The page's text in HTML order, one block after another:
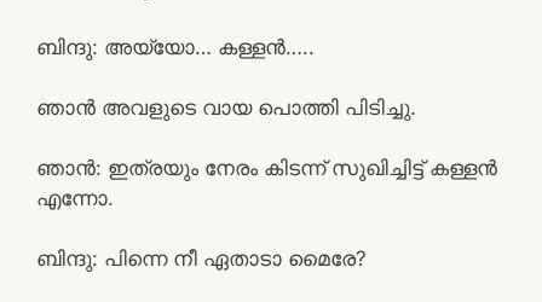
ബിന്ദു: അയ്യോ… കള്ളൻ…..
ഞാൻ അവളുടെ വായ പൊത്തി പിടിച്ചു.
ഞാൻ: ഇത്രയും നേരം കിടന്ന് സുഖിച്ചിട്ട് കള്ളൻ
എന്നോ.
ബിന്ദു: പിന്നെ നീ ഏതാടാ മൈരേ?